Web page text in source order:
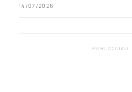
14/07/2026
PUBLICIDAD